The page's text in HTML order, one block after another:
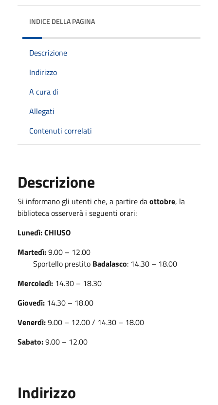
INDICE DELLA PAGINA
Descrizione
Indirizzo
A cura di
Allegati
Contenuti correlati
Descrizione
Si informano gli utenti che, a partire daottobre, la
biblioteca osserverà i seguenti orari:
Lunedì: CHIUSO
Martedì:9.00 – 12.00
Sportello prestito Badalasco: 14.30 – 18.00
Mercoledì: 14.30 – 18.30
Giovedì: 14.30 – 18.00
Venerdì:9.00 – 12.00 / 14.30 – 18.00
Sabato:9.00 – 12.00
Indirizzo